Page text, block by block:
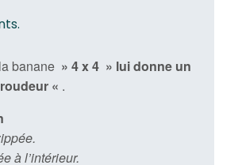
banane » 4 x 4 » lui donne un
« .
à l’intérieur.